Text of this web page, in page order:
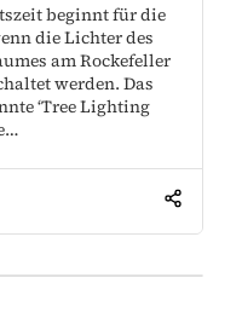
beginnt für die
die Lichter des
am Rockefeller
werden. Das
‘Tree Lighting